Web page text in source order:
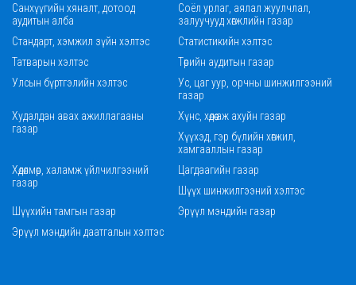
Санхүүгийн хяналт, дотоод
аудитын алба
Соёл урлаг, аялал жуулчлал,
залуучууд хөгжлийн газар
Стандарт, хэмжил зүйн хэлтэс
Статистикийн хэлтэс
Татварын хэлтэс
Төрийн аудитын газар
Улсын бүртгэлийн хэлтэс
Ус, цаг уур, орчны шинжилгээний
газар
Худалдан авах ажиллагааны
газар
Хүнс, хөдөө аж ахуйн газар
Хүүхэд, гэр бүлийн хөгжил,
хамгааллын газар
Хөдөлмөр, халамж үйлчилгээний
газар
Цагдаагийн газар
Шүүх шинжилгээний хэлтэс
Шүүхийн тамгын газар
Эрүүл мэндийн газар
Эрүүл мэндийн даатгалын хэлтэс